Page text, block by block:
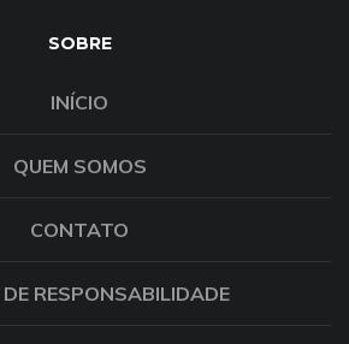
SOBRE
INÍCIO
QUEM SOMOS
CONTATO
RESPONSABILIDADE